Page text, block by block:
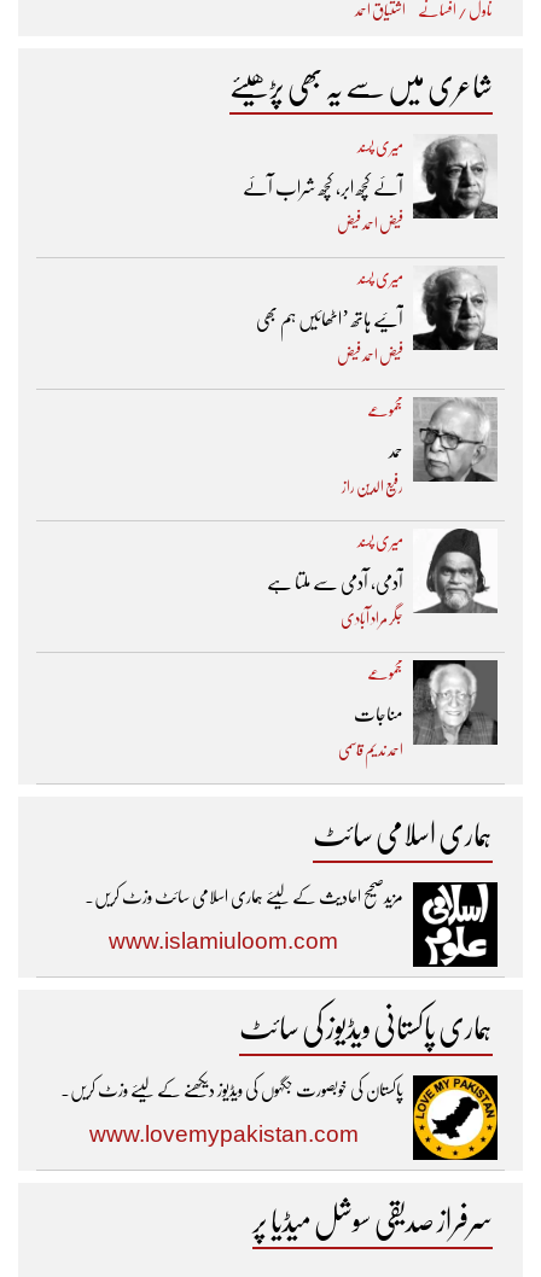
ناول / افسانے اشتیاق احمد
شاعری میں سے یہ بھی پڑھیئے
میری پسند
آئے کچھ ابر، کچھ شراب آئے
فیض احمد فیض
میری پسند
آئیے ہاتھ ’اٹھائیں ہم بھی
فیض احمد فیض
مجموعے
حمد
رفیع الدین راز
میری پسند
آدمی، آدمی سے ملتا ہے
جگر مراد آبادی
مجموعے
مناجات
احمد ندیم قاسمی
ہماری اسلامی سائٹ
مزیدصحیح احادیث کے لیئے ہماری اسلامی سائٹ وزٹ کریں۔
www.islamiuloom.com
ہماری پاکستانی ویڈیوز کی سائٹ
پاکستان کی خوبصورت جگہوں کی ویڈیوز دیکھنے کے لیئے وزٹ کریں۔
www.lovemypakistan.com
سرفراز صدیقی سوشل میڈیا پر